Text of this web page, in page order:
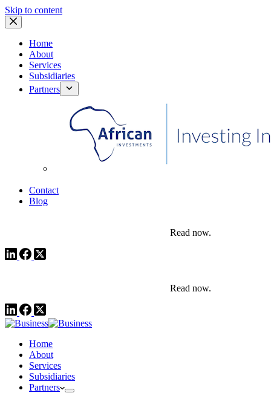
Skip to content
Home
About
Services
Subsidiaries
Partners
Contact
Blog
Read now.
Read now.
Home
About
Services
Subsidiaries
Partners